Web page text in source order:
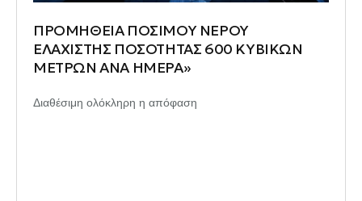
ΠΡΟΜΗΘΕΙΑ ΠΟΣΙΜΟΥ ΝΕΡΟΥ
ΕΛΑΧΙΣΤΗΣ ΠΟΣΟΤΗΤΑΣ 600 ΚΥΒΙΚΩΝ
ΜΕΤΡΩΝ ΑΝΑ ΗΜΕΡΑ»
Διαθέσιμη ολόκληρη η απόφαση